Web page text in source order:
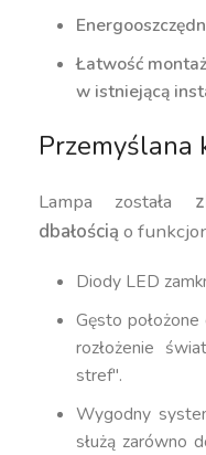
Łatwość
w istniejącą
Przemyślana
Lampa została
dbałością o
Diody LED
Gęsto
rozłożenie
stref".
Wygodny
służą zarówno